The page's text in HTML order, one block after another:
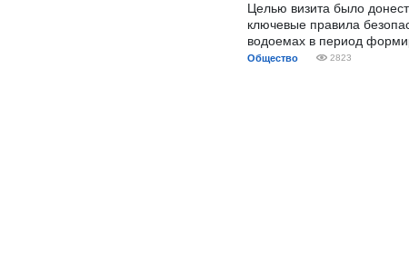
Целью визита было
ключевые правила
водоемах в период
Общество 2823